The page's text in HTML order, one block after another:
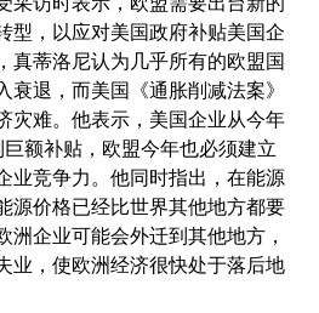
型，以应对美国政府补贴美国企
真蒂洛尼认为几乎所有的欧盟国
衰退，而美国《通胀削减法案》
灾难。他表示，美国企业从今年
额补贴，欧盟今年也必须建立
业竞争力。他同时指出，在能源
源价格已经比世界其他地方都要
洲企业可能会外迁到其他地方，
业，使欧洲经济很快处于落后地